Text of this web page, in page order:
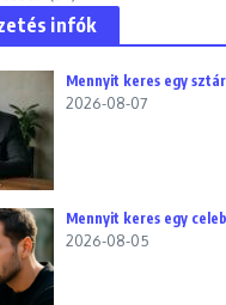
infók
Mennyit keres egy
2026-08-07
Mennyit keres egy
2026-08-05